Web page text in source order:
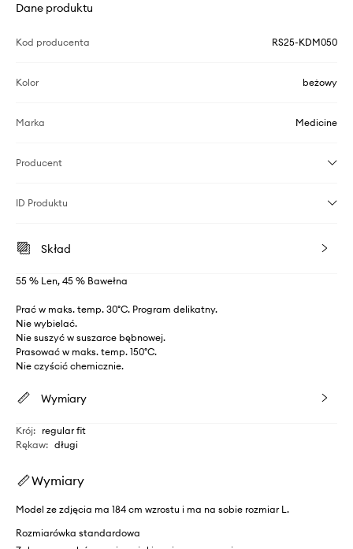
Dane produktu
Kod producenta RS25-KDM050
Kolor beżowy
Marka Medicine
Producent
ID Produktu
Skład
55 % Len, 45 % Bawełna
Prać w maks. temp. 30°C. Program delikatny.
Nie wybielać.
Nie suszyć w suszarce bębnowej.
Prasować w maks. temp. 150°C.
Nie czyścić chemicznie.
Wymiary
Krój: regular fit
Rękaw: długi
Wymiary
Model ze zdjęcia ma 184 cm wzrostu i ma na sobie rozmiar L.
Rozmiarówka standardowa